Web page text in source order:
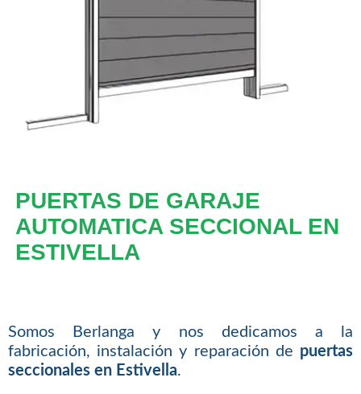
PUERTAS DE GARAJE
AUTOMATICA SECCIONAL EN
ESTIVELLA
Somos Berlanga y nos dedicamos a la
fabricación, instalación y reparación de puertas
seccionales en Estivella.